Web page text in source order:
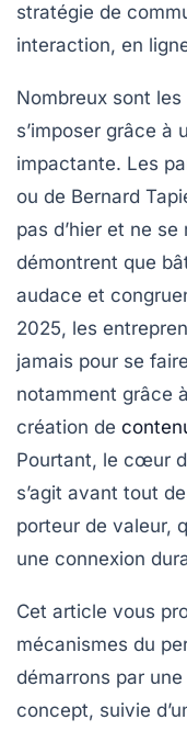
stratégie de
interaction, en
Nombreux sont
s’imposer grâce à
impactante. Les
ou de Bernard
pas d’hier et ne
démontrent que
audace et
2025, les
jamais pour se
notamment grâce
création de
Pourtant, le cœur
s’agit avant tout
porteur de valeur,
une connexion
Cet article vous
mécanismes du
démarrons par
concept, suivie